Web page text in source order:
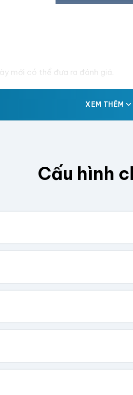
mới có thể đưa ra đánh giá.
XEM THÊM
Cấu hình
Chúng tôi sẽ tính toán kích thước
Cao (cm)